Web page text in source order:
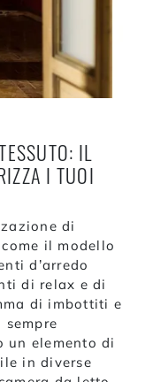
IL
I TUOI
di
il modello
d’arredo
di relax e di
di imbottiti e
un elemento di
in diverse